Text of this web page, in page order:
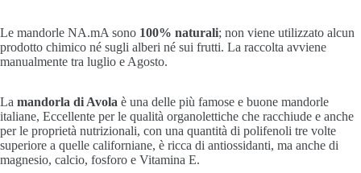
Le mandorle NA.mA sono 100% naturali; non viene utilizzato alcun
prodotto chimico né sugli alberi né sui frutti. La raccolta avviene
manualmente tra luglio e Agosto.
La mandorla di Avola è una delle più famose e buone mandorle
italiane, Eccellente per le qualità organolettiche che racchiude e anche
per le proprietà nutrizionali, con una quantità di polifenoli tre volte
superiore a quelle californiane, è ricca di antiossidanti, ma anche di
magnesio, calcio, fosforo e Vitamina E.